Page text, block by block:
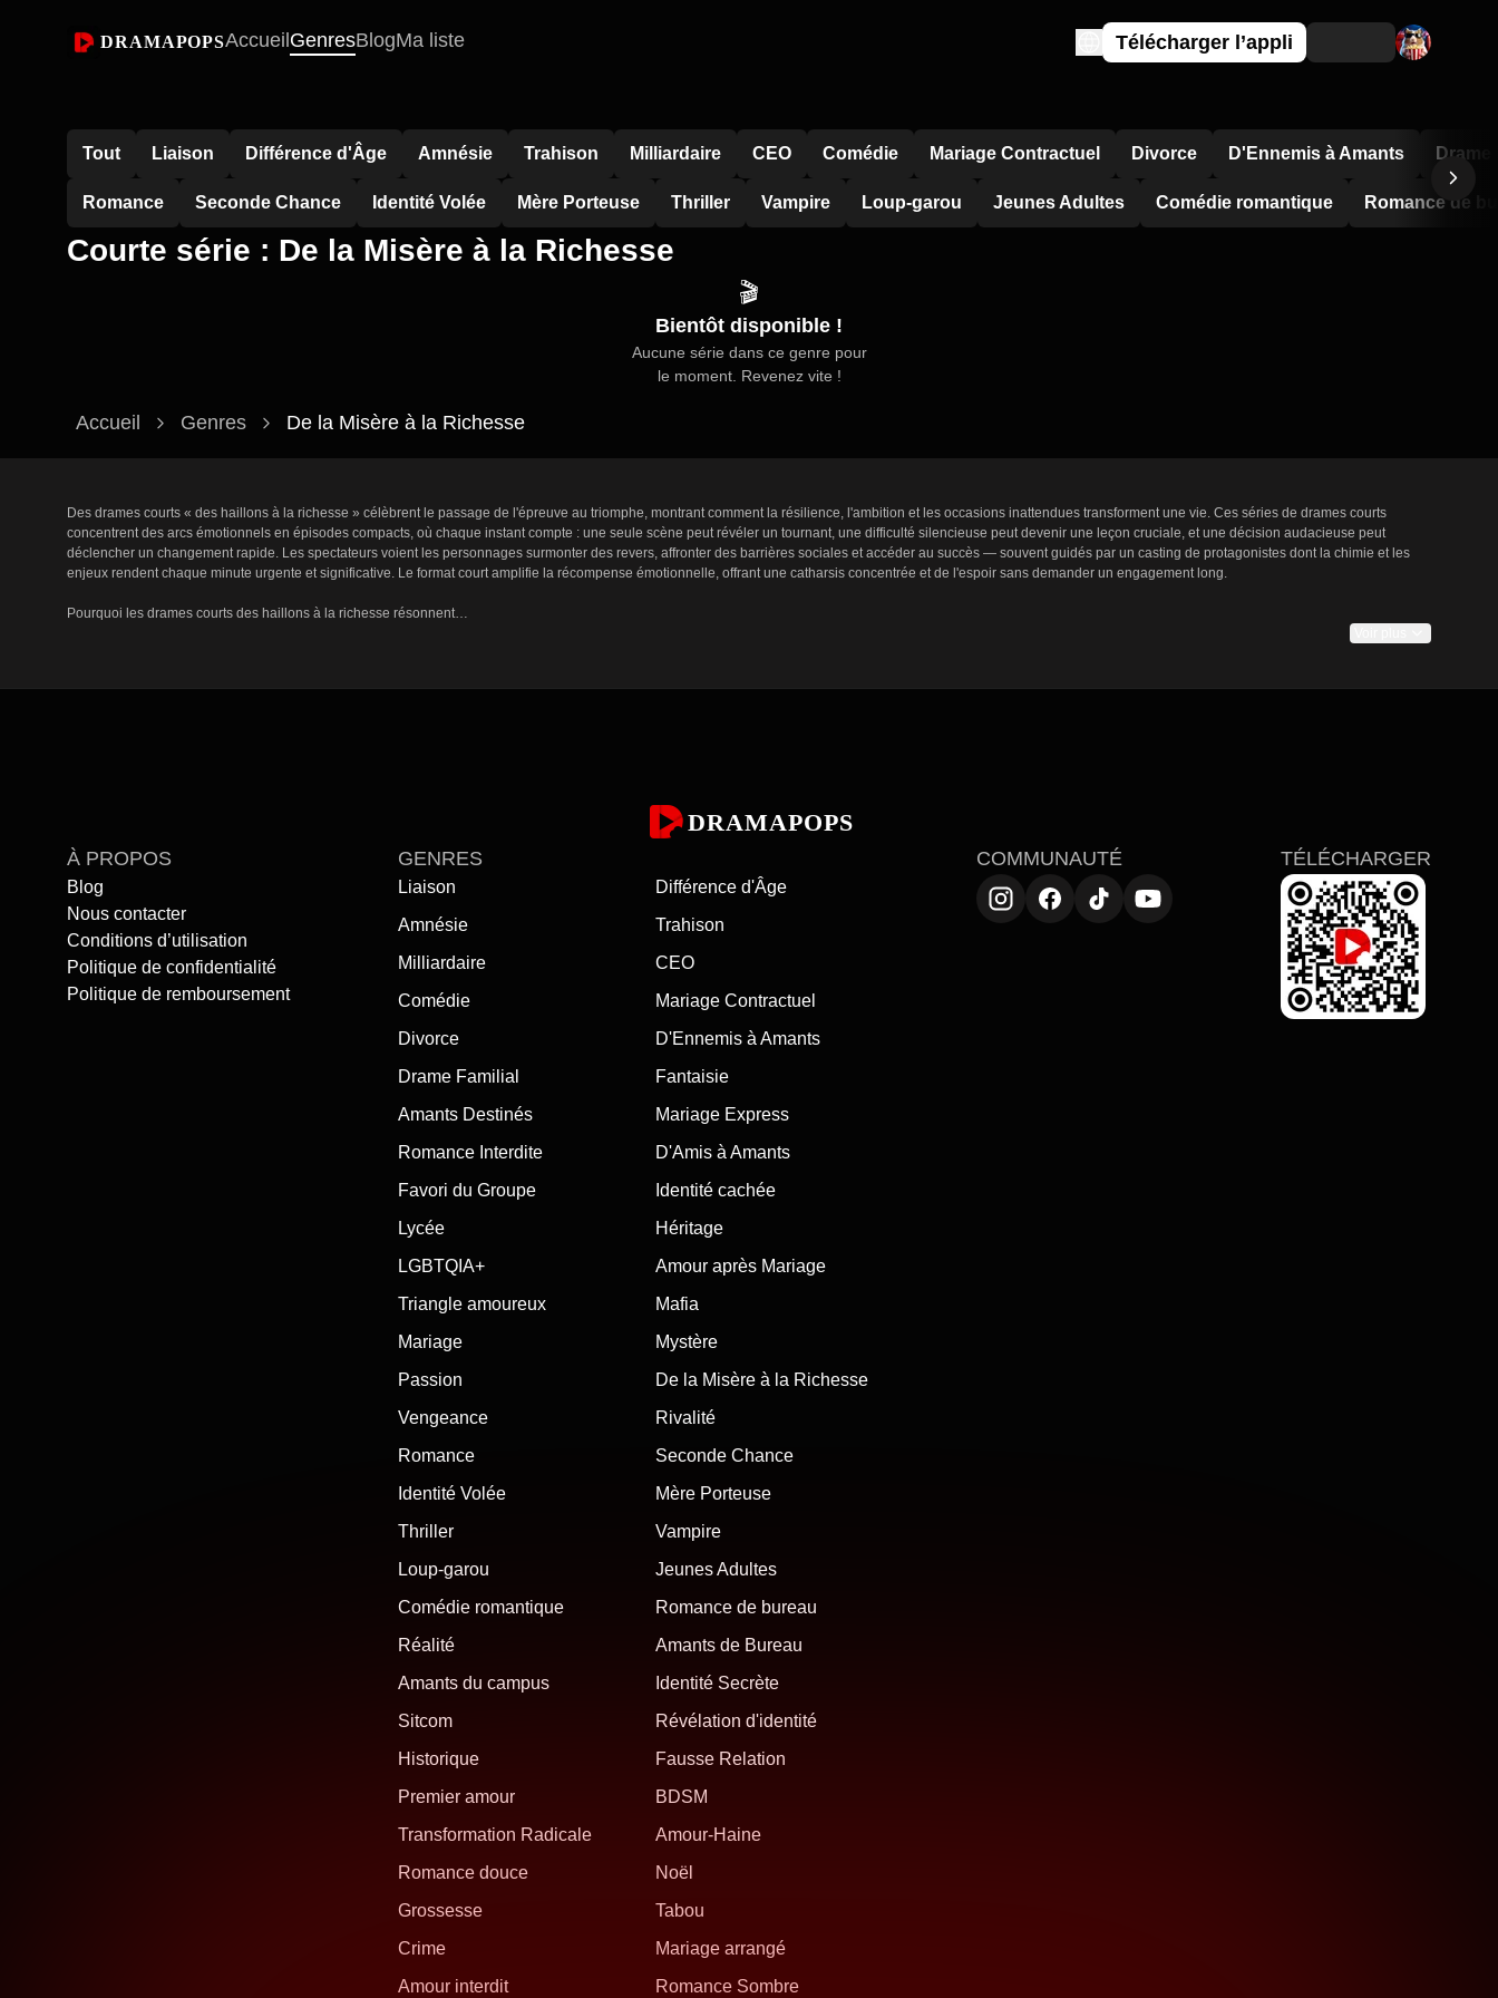
DRAMAPOPSAccueilGenresBlogMa liste Télécharger l’appli
Tout Liaison Différence d'Âge Amnésie Trahison Milliardaire CEO Comédie Mariage Contractuel Divorce D'Ennemis à Amants Drame
Romance Seconde Chance Identité Volée Mère Porteuse Thriller Vampire Loup-garou Jeunes Adultes Comédie romantique Romance de
Courte série : De la Misère à la Richesse
🎬
Bientôt disponible !
Aucune série dans ce genre pour
le moment. Revenez vite !
Accueil Genres De la Misère à la Richesse
Des drames courts « des haillons à la richesse » célèbrent le passage de l'épreuve au triomphe, montrant comment la résilience, l'ambition et les occasions inattendues transforment une vie. Ces séries de drames courts
concentrent des arcs émotionnels en épisodes compacts, où chaque instant compte : une seule scène peut révéler un tournant, une difficulté silencieuse peut devenir une leçon cruciale, et une décision audacieuse peut
déclencher un changement rapide. Les spectateurs voient les personnages surmonter des revers, affronter des barrières sociales et accéder au succès — souvent guidés par un casting de protagonistes dont la chimie et les
enjeux rendent chaque minute urgente et significative. Le format court amplifie la récompense émotionnelle, offrant une catharsis concentrée et de l'espoir sans demander un engagement long.
Pourquoi les drames courts des haillons à la richesse résonnent
créant un rythme soutenu de cliffhangers et de dénouements. Ce tempo convient aux spectateurs qui cherchent des récits inspirants en courtes séquences, tout en récompensant le visionnage en rafale par des arcs complets et
des protagonistes captivants. Parmi les thèmes mis en avant figurent des histoires centrées sur des retournements contractuels, des erreurs d'identité et des opportunités soudaines qui changent le cours d'une vie. Ces récits
montrent comment des moments rapides et décisifs peuvent orienter la trajectoire d'un personnage de manière irréversible. Ces courtes histoires offrent des parcours concentrés et propices au binge-watching, avec des
gratifications dramatiques qui invitent à les revoir.
Commencez à regarder
Inspirez-vous dès aujourd'hui des meilleurs drames des haillons à la richesse — explorez les meilleures séries thématiques et regardez des récits de transformation en ligne sur DramaPops. Pour découvrir ce format en action,
plongez dans nos histoires de résilience et de triomphe où des décisions audacieuses mènent à des changements de vie radicaux. Commencez à regarder les sélections les plus percutantes des haillons à la richesse sur
DramaPops. Regardez maintenant gratuitement.
DRAMAPOPS
À PROPOS
Blog
Nous contacter
Conditions d’utilisation
Politique de confidentialité
Politique de remboursement
GENRES
Liaison
Différence d'Âge
Amnésie
Trahison
Milliardaire
CEO
Comédie
Mariage Contractuel
Divorce
D'Ennemis à Amants
Drame Familial
Fantaisie
Amants Destinés
Mariage Express
Romance Interdite
D'Amis à Amants
Favori du Groupe
Identité cachée
Lycée
Héritage
LGBTQIA+
Amour après Mariage
Triangle amoureux
Mafia
Mariage
Mystère
Passion
De la Misère à la Richesse
Vengeance
Rivalité
Romance
Seconde Chance
Identité Volée
Mère Porteuse
Thriller
Vampire
Loup-garou
Jeunes Adultes
Comédie romantique
Romance de bureau
Réalité
Amants de Bureau
Amants du campus
Identité Secrète
Sitcom
Révélation d'identité
Historique
Fausse Relation
Premier amour
BDSM
Transformation Radicale
Amour-Haine
Romance douce
Noël
Grossesse
Tabou
Crime
Mariage arrangé
Amour interdit
Romance Sombre
COMMUNAUTÉ TÉLÉCHARGER